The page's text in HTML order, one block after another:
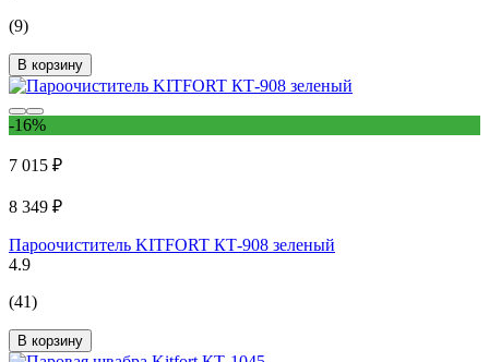
(9)
В корзину
-16%
7 015 ₽
8 349 ₽
Пароочиститель KITFORT КТ-908 зеленый
4.9
(41)
В корзину